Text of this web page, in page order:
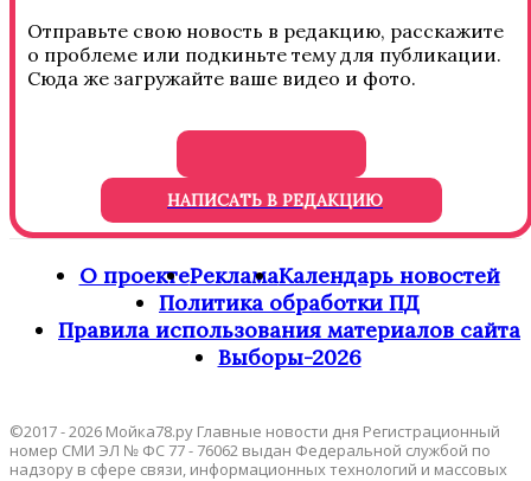
Отправьте свою новость в редакцию, расскажите
о проблеме или подкиньте тему для публикации.
Сюда же загружайте ваше видео и фото.
НАПИСАТЬ В РЕДАКЦИЮ
О проектеРекламаКалендарь новостей
Политика обработки ПД
Правила использования материалов сайта
Выборы-2026
©2017 - 2026 Мойка78.ру Главные новости дня Регистрационный
номер СМИ ЭЛ № ФС 77 - 76062 выдан Федеральной службой по
надзору в сфере связи, информационных технологий и массовых